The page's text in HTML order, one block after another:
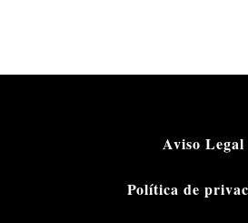
Aviso Legal
Política de